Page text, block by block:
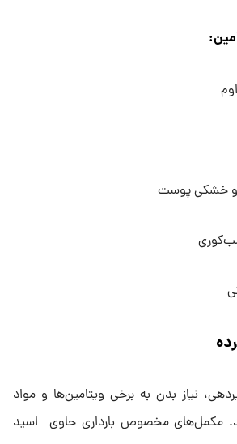
و خشکی پوست
نیاز بدن به برخی ویتامین‌ها و مواد
مکمل‌های مخصوص بارداری حاوی اسید